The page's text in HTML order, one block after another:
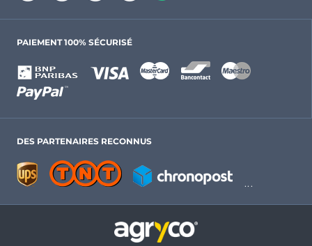
PAIEMENT 100% SÉCURISÉ
DES PARTENAIRES RECONNUS